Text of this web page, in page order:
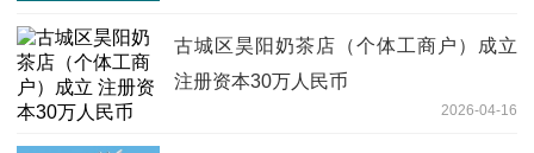
古城区昊阳奶茶店（个体工商户）成立
注册资本30万人民币
2026-04-16